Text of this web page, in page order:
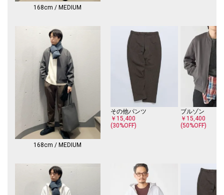
※画像の商品はサンプルです。
168cm / MEDIUM
168cm / MEDIUM
その他パンツ
￥15,400
(30%OFF)
ブルゾン
￥15,400
(50%OFF)